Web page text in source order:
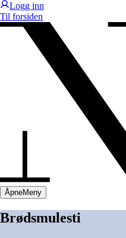
Logg inn
Til forsiden
ÅpneMeny
Brødsmulesti